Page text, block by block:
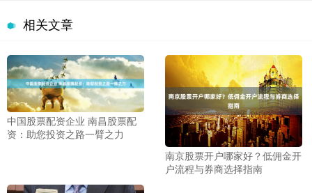
相关文章
中国股票配资企业 南昌股票配
资：助您投资之路一臂之力
南京股票开户哪家好？低佣金开
户流程与券商选择指南